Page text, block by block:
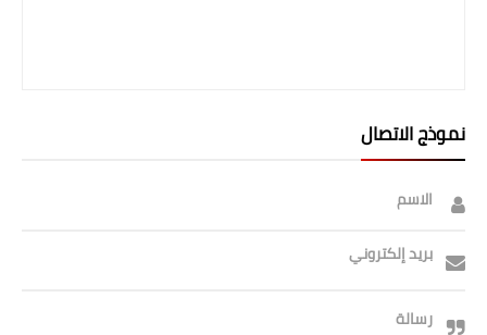
نموذج الاتصال
الاسم
بريد إلكتروني
رسالة